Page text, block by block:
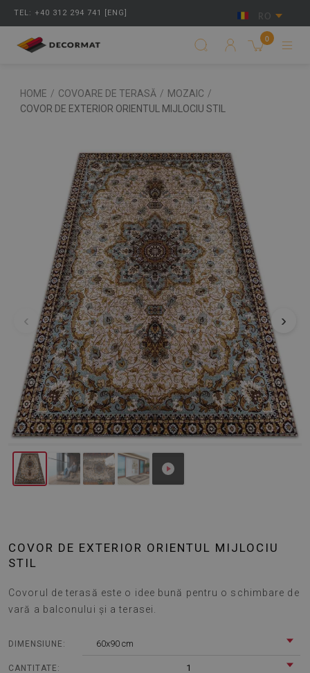
TEL: +40 312 294 741 [ENG] RO
0
HOME / COVOARE DE TERASĂ / MOZAIC /
COVOR DE EXTERIOR ORIENTUL MIJLOCIU STIL
‹ ›
COVOR DE EXTERIOR ORIENTUL MIJLOCIU
STIL
Covorul de terasă este o idee bună pentru o schimbare de
vară a balconului și a terasei.
DIMENSIUNE: 60x90 cm
CANTITATE: 1